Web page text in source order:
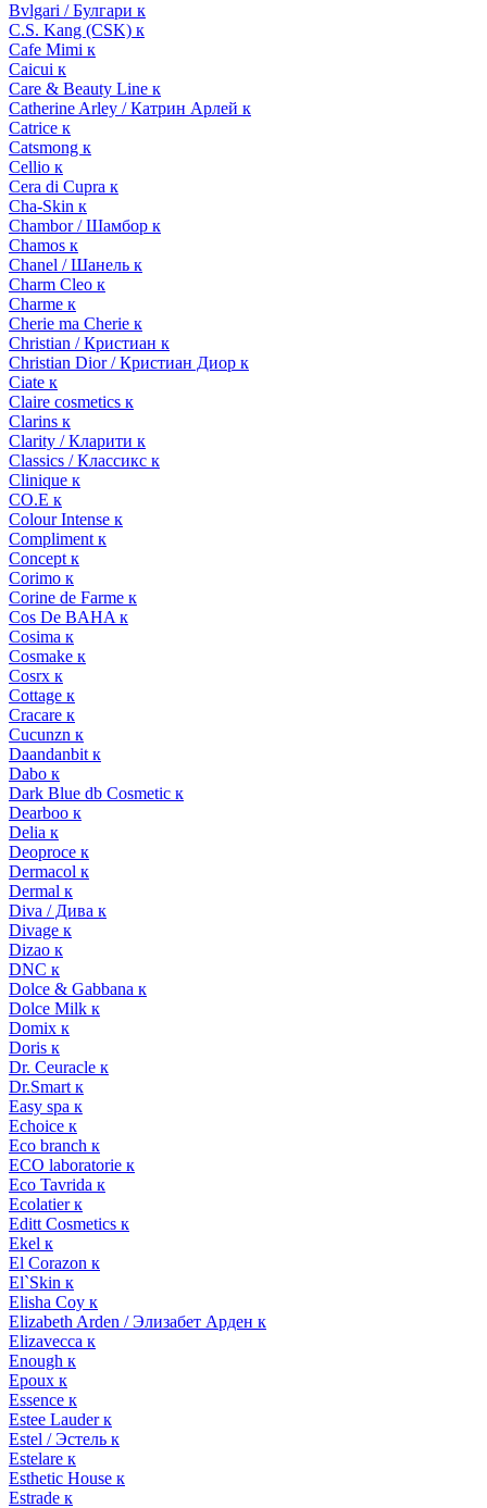
Bvlgari / Булгари к
C.S. Kang (CSK) к
Cafe Mimi к
Caicui к
Care & Beauty Line к
Catherine Arley / Катрин Арлей к
Catrice к
Catsmong к
Cellio к
Cera di Cupra к
Cha-Skin к
Chambor / Шамбор к
Chamos к
Chanel / Шанель к
Charm Cleo к
Charme к
Cherie ma Cherie к
Christian / Кристиан к
Christian Dior / Кристиан Диор к
Ciate к
Claire cosmetics к
Clarins к
Clarity / Кларити к
Classics / Классикс к
Clinique к
CO.E к
Colour Intense к
Compliment к
Concept к
Corimo к
Corine de Farme к
Cos De BAHA к
Cosima к
Cosmake к
Cosrx к
Cottage к
Cracare к
Cucunzn к
Daandanbit к
Dabo к
Dark Blue db Cosmetic к
Dearboo к
Delia к
Deoproce к
Dermacol к
Dermal к
Diva / Дива к
Divage к
Dizao к
DNC к
Dolce & Gabbana к
Dolce Milk к
Domix к
Doris к
Dr. Ceuracle к
Dr.Smart к
Easy spa к
Echoice к
Eco branch к
ECO laboratorie к
Eco Tavrida к
Ecolatier к
Editt Cosmetics к
Ekel к
El Corazon к
El`Skin к
Elisha Coy к
Elizabeth Arden / Элизабет Арден к
Elizavecca к
Enough к
Epoux к
Essence к
Estee Lauder к
Estel / Эстель к
Estelare к
Esthetic House к
Estrade к